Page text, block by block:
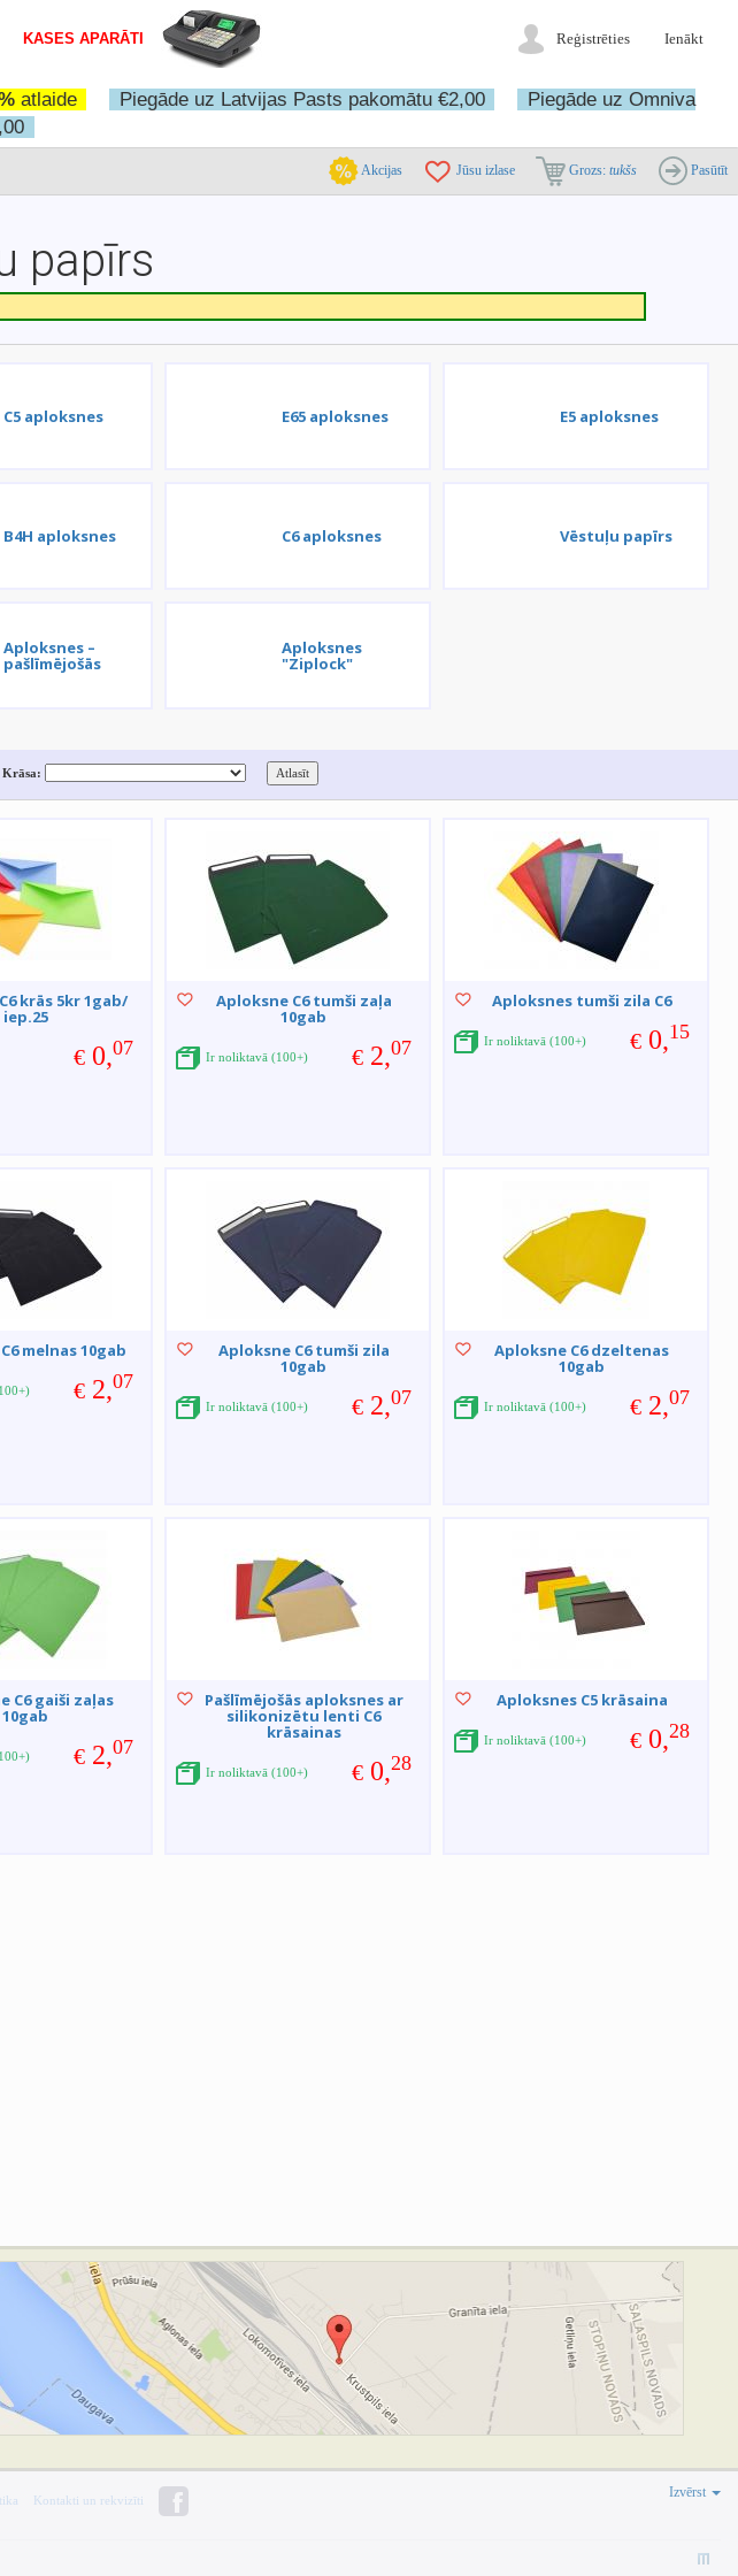
Izvērst
KASES APARĀTI Reģistrēties Ienākt
atlaide Piegāde uz Latvijas Pasts pakomātu €2,00
Piegāde uz Omniva
Akcijas Jūsu izlase Grozs: tukšs Pasūtīt
papīrs
C5 aploksnes E65 aploksnes E5 aploksnes
B4H aploksnes C6 aploksnes Vēstuļu papīrs
Aploksnes –
pašlīmējošās
Aploksnes
"Ziplock"
Krāsa:
krās 5kr 1gab/
iep.25
€ 0,07
Aploksne C6 tumši zaļa
10gab
€ 2,07
Ir noliktavā (100+)
Aploksnes tumši zila C6
€ 0,15
Ir noliktavā (100+)
melnas 10gab
€ 2,07
Aploksne C6 tumši zila
10gab
€ 2,07
Ir noliktavā (100+)
Aploksne C6 dzeltenas
10gab
€ 2,07
Ir noliktavā (100+)
C6 gaiši zaļas
10gab
€ 2,07
Pašlīmējošās aploksnes ar
silikonizētu lenti C6
krāsainas
€ 0,28
Ir noliktavā (100+)
Aploksnes C5 krāsaina
€ 0,28
Ir noliktavā (100+)
Kontakti un rekvizīti